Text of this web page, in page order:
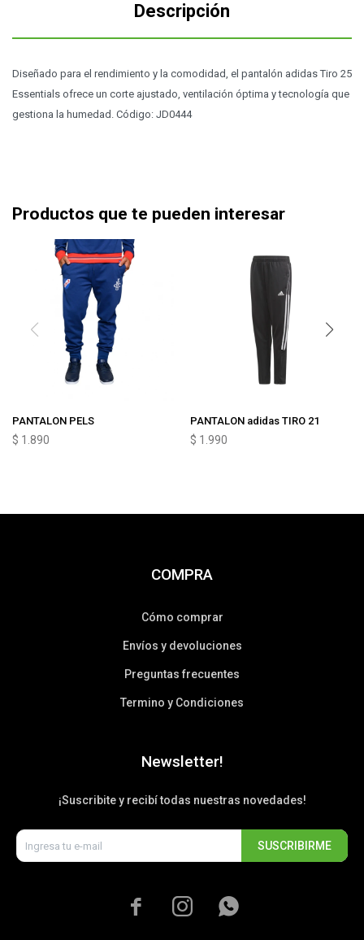
Descripción
Diseñado para el rendimiento y la comodidad, el pantalón adidas Tiro 25
Essentials ofrece un corte ajustado, ventilación óptima y tecnología que
gestiona la humedad. Código: JD0444
Productos que te pueden interesar
PANTALON PELS
$ 1.890
PANTALON adidas TIRO 21
$ 1.990
COMPRA
Cómo comprar
Envíos y devoluciones
Preguntas frecuentes
Termino y Condiciones
Newsletter!
¡Suscribite y recibí todas nuestras novedades!
SUSCRIBIRME
  